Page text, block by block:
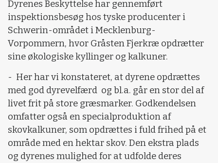
Dyrenes Beskyttelse har gennemført
inspektionsbesøg hos tyske producenter i
Schwerin-området i Mecklenburg-
Vorpommern, hvor Gråsten Fjerkræ opdrætter
sine økologiske kyllinger og kalkuner.
- Her har vi konstateret, at dyrene opdrættes
med god dyrevelfærd og bl.a. går en stor del af
livet frit på store græsmarker. Godkendelsen
omfatter også en specialproduktion af
skovkalkuner, som opdrættes i fuld frihed på et
område med en hektar skov. Den ekstra plads
og dyrenes mulighed for at udfolde deres